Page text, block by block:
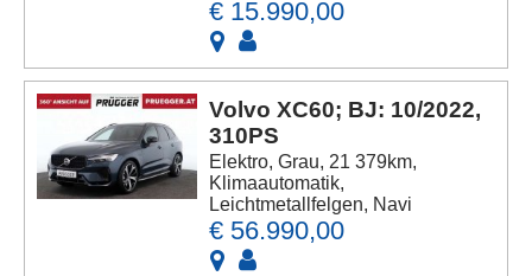
€ 15.990,00
Volvo XC60; BJ: 10/2022,
310PS
Elektro, Grau, 21 379km,
Klimaautomatik,
Leichtmetallfelgen, Navi
€ 56.990,00